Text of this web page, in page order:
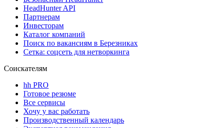
HeadHunter API
Партнерам
Инвесторам
Каталог компаний
Поиск по вакансиям в Березниках
Сетка: соцсеть для нетворкинга
Соискателям
hh PRO
Готовое резюме
Все сервисы
Хочу у вас работать
Производственный календарь